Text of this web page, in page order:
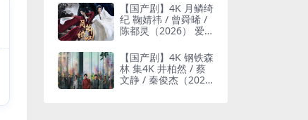
【国产剧】4K 月鳞绮
纪 鞠婧祎 / 曾舜晞 /
陈都灵（2026） 爱
【国产剧】4K 钢铁森
林 集4K 井柏然 / 蔡
文静 / 秦俊杰（202